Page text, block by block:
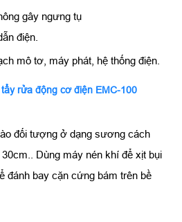
gây ngưng tụ
điện.
mô tơ, máy phát, hệ thống điện.
rửa động cơ điện EMC-100
đối tượng ở dạng sương cách
Dùng máy nén khí để xịt bụi
đánh bay cặn cứng bám trên bề